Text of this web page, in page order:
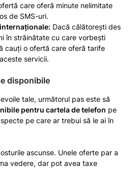
care oferă minute nelimitate
de SMS-uri.
Dacă călătorești des
în străinătate cu care vorbești
cauți o ofertă care oferă tarife
servicii.
disponibile
tale, următorul pas este să
pentru cartela de telefon pe
pe care ar trebui să le ai în
ascunse. Unele oferte par a
vedere, dar pot avea taxe